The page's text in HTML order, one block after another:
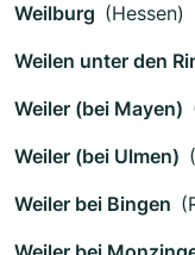
Weilburg (Hessen)
Weilen unter den
Weiler (bei Mayen)
Weiler (bei Ulmen)
Weiler bei Bingen